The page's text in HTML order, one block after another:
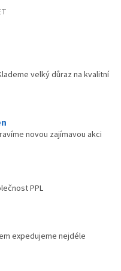
velký důraz na kvalitní
novou zajímavou akci
PPL
expedujeme nejdéle